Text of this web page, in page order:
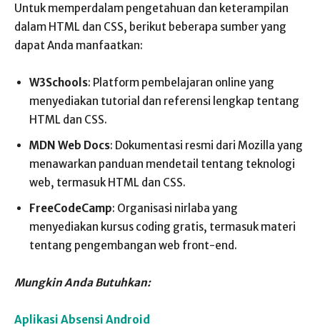
Untuk memperdalam pengetahuan dan keterampilan
dalam HTML dan CSS, berikut beberapa sumber yang
dapat Anda manfaatkan:
W3Schools: Platform pembelajaran online yang
menyediakan tutorial dan referensi lengkap tentang
HTML dan CSS.
MDN Web Docs: Dokumentasi resmi dari Mozilla yang
menawarkan panduan mendetail tentang teknologi
web, termasuk HTML dan CSS.
FreeCodeCamp: Organisasi nirlaba yang
menyediakan kursus coding gratis, termasuk materi
tentang pengembangan web front-end.
Mungkin Anda Butuhkan:
Aplikasi Absensi Android